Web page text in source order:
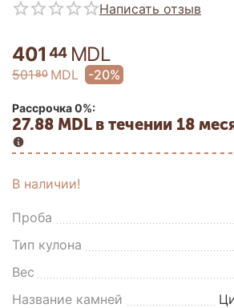
Написать отзыв
401 44 MDL
50180 MDL -20%
Рассрочка 0%:
27.88 MDL в течении 18
В наличии!
Проба
Тип кулона
Вес
Название камней